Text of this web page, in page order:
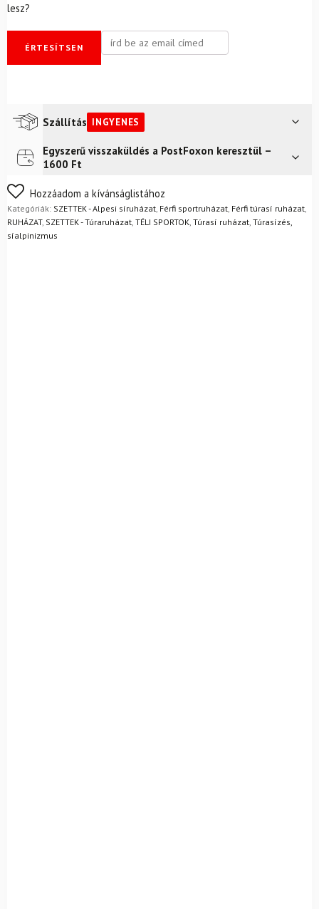
lesz?
ÉRTESÍTSEN
Szállítás INGYENES
Futár a címreIngyenes
FoxPost
Egyszerű visszaküldés a PostFoxon keresztül –
1600 Ft
Nem biztos a választásában? Semmi gond – a terméket
egyszerűen visszaküldheti 14 napon belül, indoklás nélkül.
Mik a visszaküldés feltételei?
Hozzáadom a kívánságlistához
Kategóriák: SZETTEK - Alpesi síruházat, Férfi sportruházat, Férfi túrasí ruházat,
RUHÁZAT, SZETTEK - Túraruházat, TÉLI SPORTOK, Túrasí ruházat, Túrasízés,
síalpinizmus